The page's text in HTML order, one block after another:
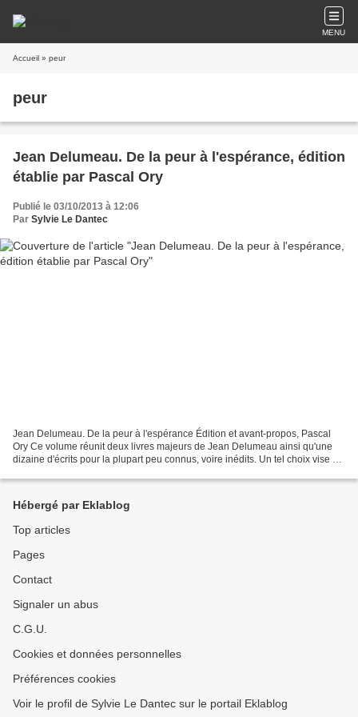
MENU
Accueil » peur
peur
Jean Delumeau. De la peur à l'espérance, édition
établie par Pascal Ory
Publié le 03/10/2013 à 12:06
Par Sylvie Le Dantec
Jean Delumeau. De la peur à l'espérance Édition et avant-propos, Pascal
Ory Ce volume réunit deux livres majeurs de Jean Delumeau ainsi qu'une
dizaine d'écrits pour la plupart peu connus, voire inédits. Un tel choix vise à
Hébergé par Eklablog
Top articles
Pages
Contact
Signaler un abus
C.G.U.
Cookies et données personnelles
Préférences cookies
Voir le profil de Sylvie Le Dantec sur le portail Eklablog